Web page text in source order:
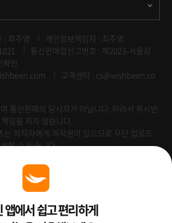
: 최주영
개인정보책임자 : 최주영
통신판매업신고번호 : 제2023-서울강
확인
고객센터 : cs@wishbeen.co
통신판매의 당사자가 아닙니다. 따라서 위시빈
임을 지지 않습니다.
는 저작자에게 저작권이 있으므로 무단 업로드
할 수 있습니다.
앱에서 쉽고 편리하게